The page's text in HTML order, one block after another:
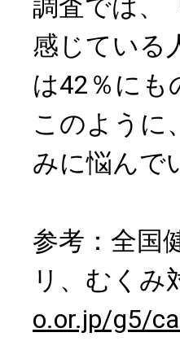
調査では、
感じている
は42％にも
このように
みに悩んで
参考：全国
リ、むくみ
o.or.jp/g5/